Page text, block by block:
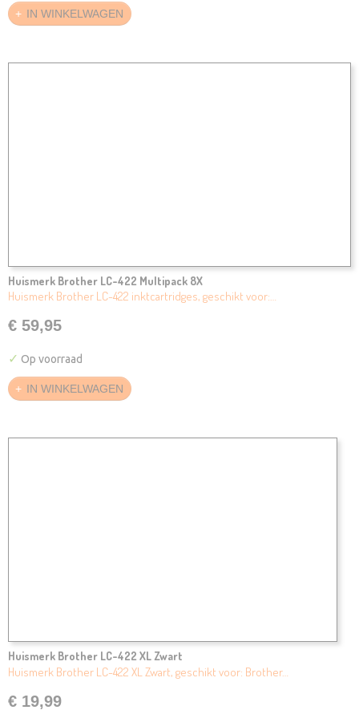
IN WINKELWAGEN
Huismerk Brother LC-422 Multipack 8X
Huismerk Brother LC-422 inktcartridges, geschikt voor:…
€ 59,95
✓ Op voorraad
IN WINKELWAGEN
Huismerk Brother LC-422 XL Zwart
Huismerk Brother LC-422 XL Zwart, geschikt voor: Brother…
€ 19,99